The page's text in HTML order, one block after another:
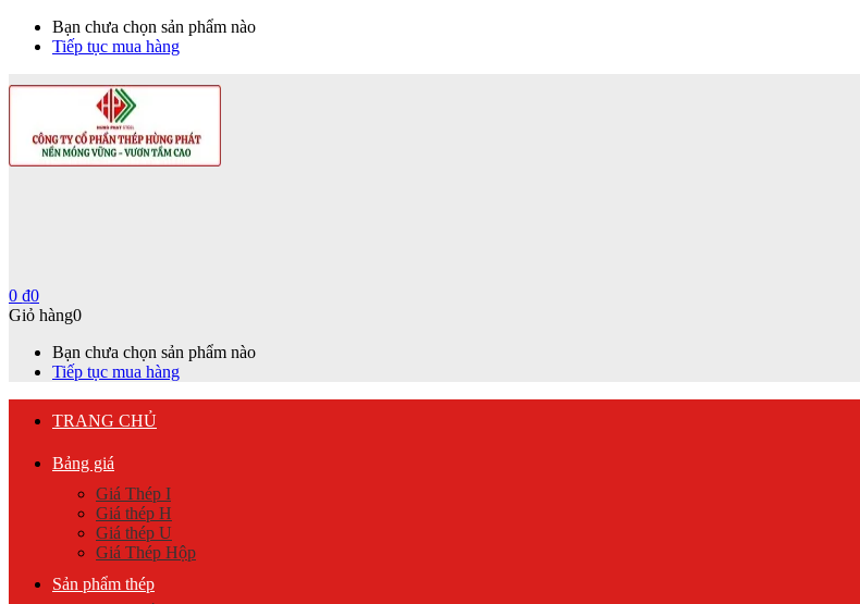
Bạn chưa chọn sản phẩm nào
Tiếp tục mua hàng
0 ₫0
Giỏ hàng0
Bạn chưa chọn sản phẩm nào
Tiếp tục mua hàng
TRANG CHỦ
Bảng giá
Giá Thép I
Giá thép H
Giá thép U
Giá Thép Hộp
Sản phẩm thép